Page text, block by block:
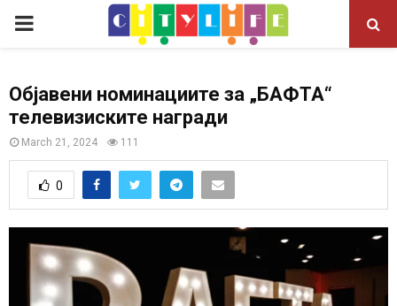
P
I
M
A
Објавени номинациите за „БАФТА“
телевизиските награди
March 21, 2024 111
0